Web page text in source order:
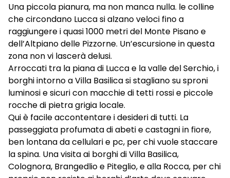
Una piccola pianura, ma non manca nulla. le colline
che circondano Lucca si alzano veloci fino a
raggiungere i quasi 1000 metri del Monte Pisano e
dell’Altpiano delle Pizzorne. Un’escursione in questa
zona non vi lascerà delusi.
Arroccati tra la piana di Lucca e la valle del Serchio, i
borghi intorno a Villa Basilica si stagliano su sproni
luminosi e sicuri con macchie di tetti rossi e piccole
rocche di pietra grigia locale.
Qui è facile accontentare i desideri di tutti. La
passeggiata profumata di abeti e castagni in fiore,
ben lontana da cellulari e pc, per chi vuole staccare
la spina. Una visita ai borghi di Villa Basilica,
Colognora, Brangedlio e Piteglio, e alla Rocca, per chi